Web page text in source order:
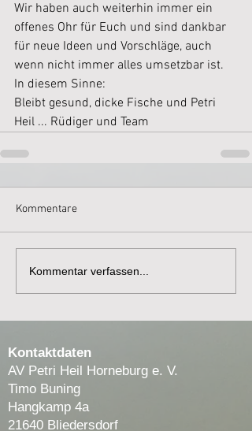
Wir haben auch weiterhin immer ein
offenes Ohr für Euch und sind dankbar
für neue Ideen und Vorschläge, auch
wenn nicht immer alles umsetzbar ist.
In diesem Sinne:
Bleibt gesund, dicke Fische und Petri
Heil ... Rüdiger und Team
Kommentare
Kommentar verfassen...
Kontaktdaten
AV Petri Heil Horneburg e. V.
Timo Buning
Hangkamp 4a
21640 Bliedersdorf